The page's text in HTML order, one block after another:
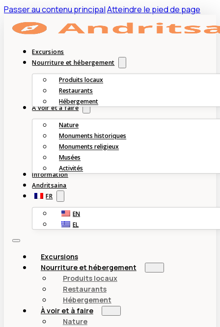
Passer au contenu principalAtteindre le pied de page
Excursions
Nourriture et hébergement
Produits locaux
Restaurants
Hébergement
À voir et à faire
Nature
Monuments historiques
Monuments religieux
Musées
Activités
Information
Andritsaina
FR
EN
EL
Excursions
Nourriture et hébergement
Produits locaux
Restaurants
Hébergement
À voir et à faire
Nature